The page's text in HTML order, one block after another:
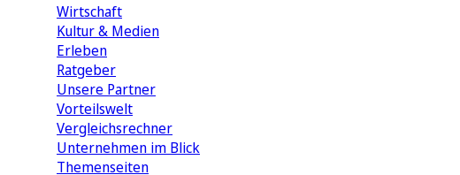
Wirtschaft
Kultur & Medien
Erleben
Ratgeber
Unsere Partner
Vorteilswelt
Vergleichsrechner
Unternehmen im Blick
Themenseiten